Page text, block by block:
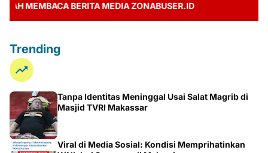
BERITA MEDIA ZONABUSER.ID
Trending
Tanpa Identitas Meninggal Usai Salat Magrib di
Masjid TVRI Makassar
Viral di Media Sosial: Kondisi Memprihatinkan